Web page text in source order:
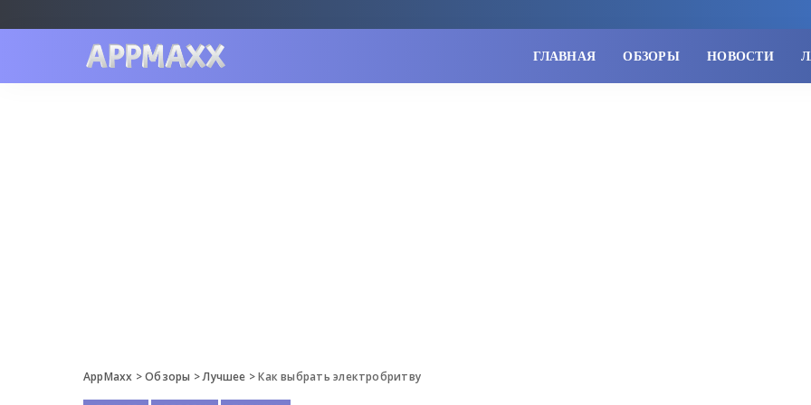
ГЛАВНАЯ ОБЗОРЫ НОВОСТИ
AppMaxx >Обзоры >Лучшее >Как выбрать электробритву